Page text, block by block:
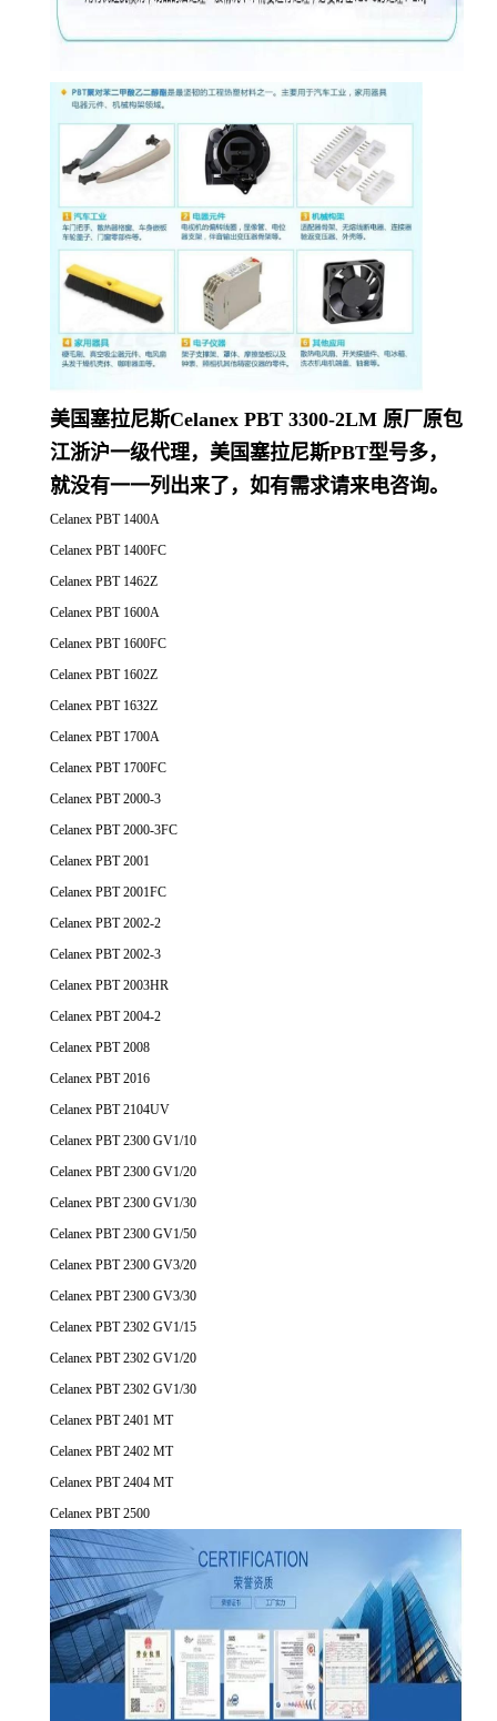
美国塞拉尼斯Celanex PBT 3300-2LM 原厂原包
江浙沪一级代理，美国塞拉尼斯PBT型号多，
就没有一一列出来了，如有需求请来电咨询。
Celanex PBT 1400A
Celanex PBT 1400FC
Celanex PBT 1462Z
Celanex PBT 1600A
Celanex PBT 1600FC
Celanex PBT 1602Z
Celanex PBT 1632Z
Celanex PBT 1700A
Celanex PBT 1700FC
Celanex PBT 2000-3
Celanex PBT 2000-3FC
Celanex PBT 2001
Celanex PBT 2001FC
Celanex PBT 2002-2
Celanex PBT 2002-3
Celanex PBT 2003HR
Celanex PBT 2004-2
Celanex PBT 2008
Celanex PBT 2016
Celanex PBT 2104UV
Celanex PBT 2300 GV1/10
Celanex PBT 2300 GV1/20
Celanex PBT 2300 GV1/30
Celanex PBT 2300 GV1/50
Celanex PBT 2300 GV3/20
Celanex PBT 2300 GV3/30
Celanex PBT 2302 GV1/15
Celanex PBT 2302 GV1/20
Celanex PBT 2302 GV1/30
Celanex PBT 2401 MT
Celanex PBT 2402 MT
Celanex PBT 2404 MT
Celanex PBT 2500